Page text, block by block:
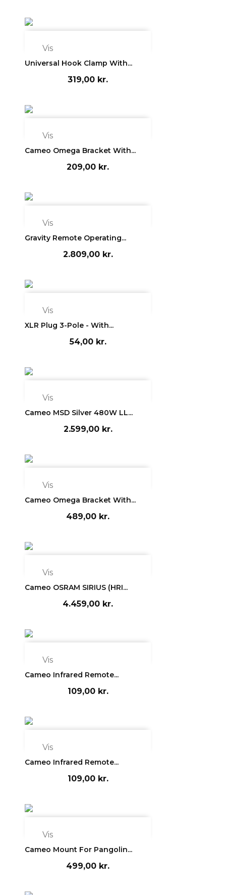
Vis
Universal Hook Clamp With...
319,00 kr.
Vis
Cameo Omega Bracket With...
209,00 kr.
Vis
Gravity Remote Operating...
2.809,00 kr.
Vis
XLR Plug 3-Pole - With...
54,00 kr.
Vis
Cameo MSD Silver 480W LL...
2.599,00 kr.
Vis
Cameo Omega Bracket With...
489,00 kr.
Vis
Cameo OSRAM SIRIUS (HRI...
4.459,00 kr.
Vis
Cameo Infrared Remote...
109,00 kr.
Vis
Cameo Infrared Remote...
109,00 kr.
Vis
Cameo Mount For Pangolin...
499,00 kr.